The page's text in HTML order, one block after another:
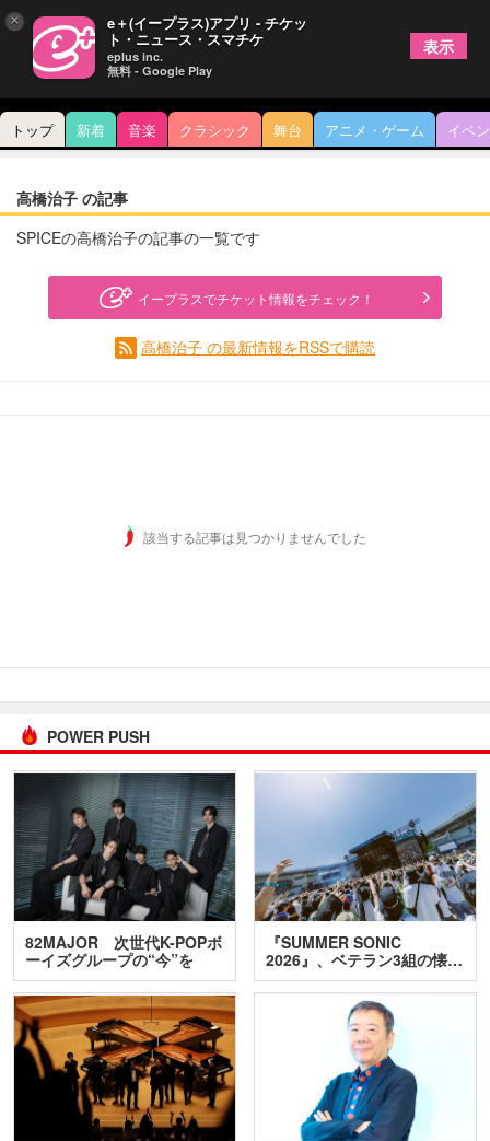
トップ 新着 音楽 クラシック 舞台 アニメ・ゲーム イベ
高橋治子 の記事
SPICEの高橋治子の記事の一覧です
イープラスでチケット情報をチェック！
高橋治子 の最新情報をRSSで購読
該当する記事は見つかりませんでした
POWER PUSH
82MAJOR 次世代K-POPボ
ーイズグループの“今”を
訊…
『SUMMER SONIC
2026』、ベテラン3組の懐…
× e＋(イープラス)アプリ - チケッ
ト・ニュース・スマチケ
eplus inc.
無料 - Google Play
表示